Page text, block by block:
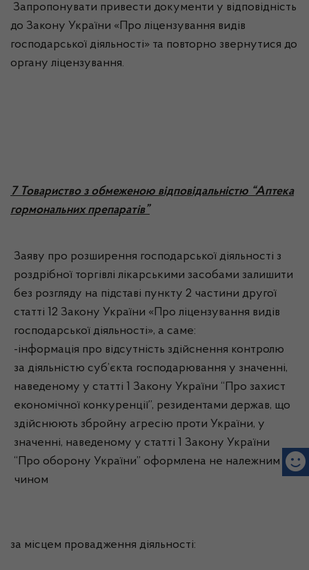
Запропонувати привести документи у відповідність
до Закону України «Про ліцензування видів
господарської діяльності» та повторно звернутися до
органу ліцензування.
7 Товариство з обмеженою відповідальністю “Аптека
гормональних препаратів”
Заяву про розширення господарської діяльності з
роздрібної торгівлі лікарськими засобами залишити
без розгляду на підставі пункту 2 частини другої
статті 12 Закону України «Про ліцензування видів
господарської діяльності», а саме:
-інформація про відсутність здійснення контролю
за діяльністю суб’єкта господарювання у значенні,
наведеному у статті 1 Закону України “Про захист
економічної конкуренції”, резидентами держав, що
здійснюють збройну агресію проти України, у
значенні, наведеному у статті 1 Закону України
“Про оборону України” оформлена не належним
чином
за місцем провадження діяльності: